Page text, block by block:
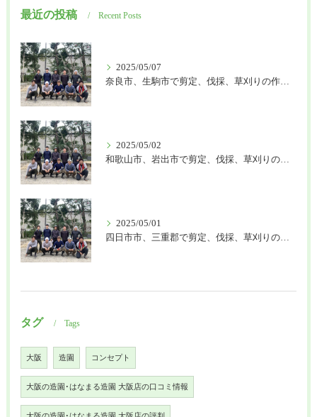
最近の投稿 Recent Posts
2025/05/07
奈良市、生駒市で剪定、伐採、草刈りの作業を頼むなら はなまる造園
2025/05/02
和歌山市、岩出市で剪定、伐採、草刈りの作業を頼むなら はなまる造園
2025/05/01
四日市市、三重郡で剪定、伐採、草刈りの作業を頼むなら はなまる造園
タグ Tags
大阪 造園 コンセプト
大阪の造園･はなまる造園 大阪店の口コミ情報